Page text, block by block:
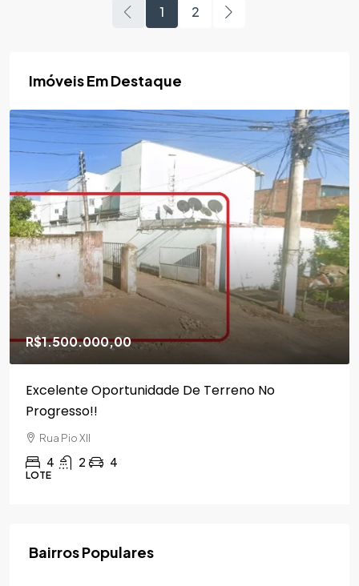
1 2
Imóveis Em Destaque
R$1.500.000,00
Excelente Oportunidade De Terreno No
Progresso!!
Rua Pio XII
4 2 4
LOTE
Bairros Populares